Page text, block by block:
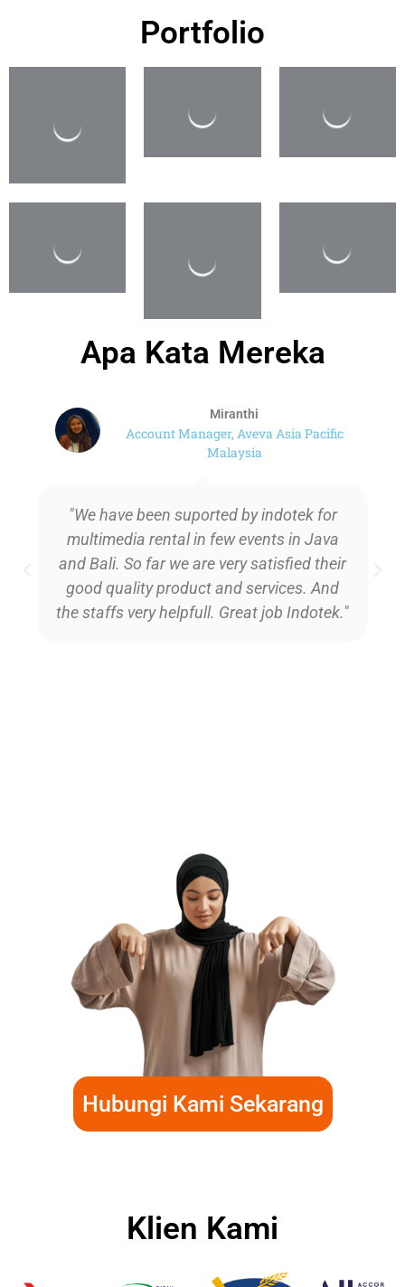
Portfolio
Apa Kata Mereka
"We have been suported by indotek for
and Bali. So far we are very satisfied their
good quality product and services. And
the staffs very helpfull. Great job Indotek."
Miranthi
Hubungi Kami Sekarang